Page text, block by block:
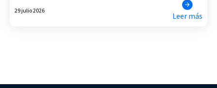
29 julio 2026
Leer más